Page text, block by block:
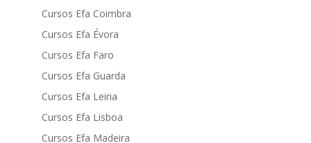
Cursos Efa Coimbra
Cursos Efa Évora
Cursos Efa Faro
Cursos Efa Guarda
Cursos Efa Leiria
Cursos Efa Lisboa
Cursos Efa Madeira